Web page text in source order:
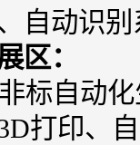
自动识
区：
标自动
打印、